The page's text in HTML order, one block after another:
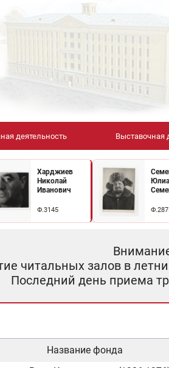
деятельность Выставочная
Харджиев
Николай
Иванович
Ф.3145
читальных залов в
Последний день приема
Название фонда